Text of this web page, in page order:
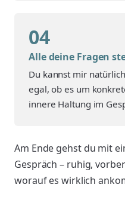
04
Alle deine Fragen
Du kannst mir
egal, ob es um
innere Haltung im
Am Ende gehst du mit
Gespräch – ruhig,
worauf es wirklich